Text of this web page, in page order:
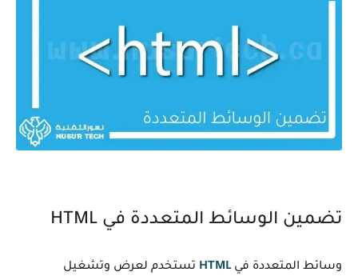
تضمين الوسائط المتعددة في HTML
وسائط المتعددة فيHTML تستخدم لعرض وتشغيل